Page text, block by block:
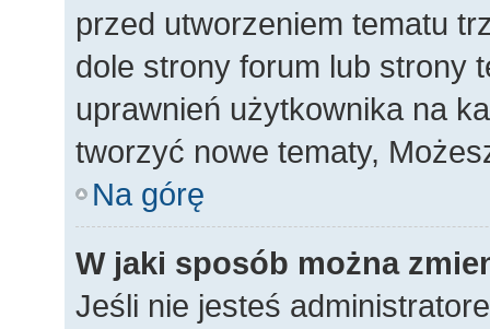
przed utworzeniem tematu
dole strony forum lub strony
uprawnień użytkownika na
tworzyć nowe tematy,
Na górę
W jaki sposób można
Jeśli nie jesteś